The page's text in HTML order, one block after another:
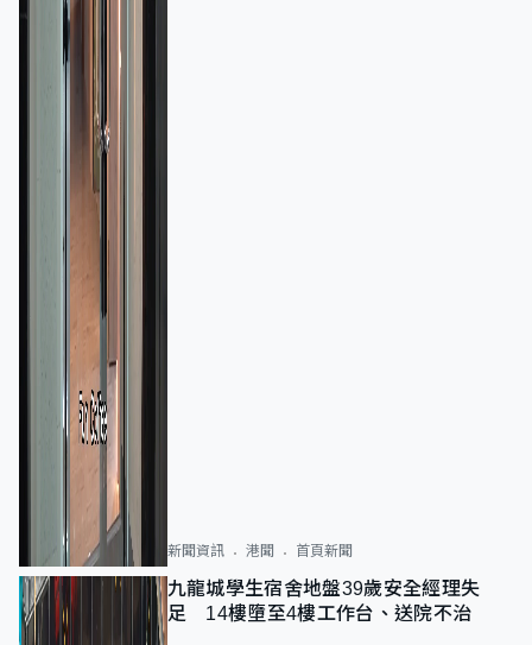
新聞資訊 港聞 首頁新聞
九龍城學生宿舍地盤39歲安全經理失
足 14樓墮至4樓工作台、送院不治